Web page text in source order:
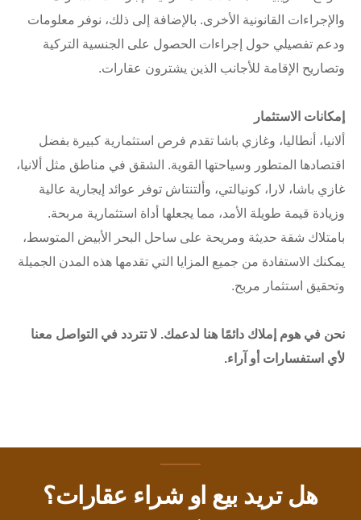
والإجراءات القانونية الأخرى. بالإضافة إلى ذلك، نوفر معلومات
ودعم تفصيلي حول إجراءات الحصول على الجنسية التركية
وتصاريح الإقامة للأجانب الذين يشترون عقارات.
إمكانات الاستثمار
ألانيا، أنطاليا، وغازي باشا تقدم فرص استثمارية كبيرة بفضل
اقتصادها المتطور وسياحتها القوية. الشقق في مناطق مثل ألانيا،
غازي باشا، لارا، كونيالتي، وألتنتاش توفر عوائد إيجارية عالية
وزيادة قيمة طويلة الأمد، مما يجعلها أداة استثمارية مربحة.
بامتلاك شقة حديثة ومريحة على ساحل البحر الأبيض المتوسط،
يمكنك الاستفادة من جميع المزايا التي تقدمها هذه المدن الجميلة
وتحقيق استثمار مربح.
نحن في هوم إملاك دائمًا هنا لدعمك. لا تتردد في التواصل معنا
لأي استفسارات أو آراء.
هل تريد بيع او شراء عقارات؟